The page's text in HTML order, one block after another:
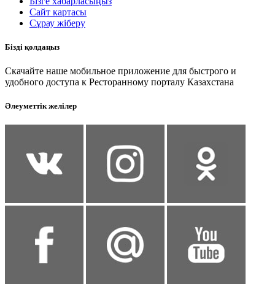
Сайт картасы
Сұрау жіберу
Бізді қолдаңыз
Скачайте наше мобильное приложение для быстрого и
удобного доступа к Ресторанному порталу Казахстана
Әлеуметтік желілер